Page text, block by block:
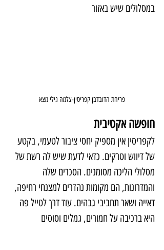
במסלולים שיש באזור
פריחת הדובדבן קפריסין-צלמה גילי מצא
חופשה אקטיבית
לקפריסין אין מספיק יחסי ציבור לטעמי, בקטע
של דיווש וטרקים. כדאי לדעת שיש לה רשת של
מסלולי הליכה מסומנים. הסכרים שלה
והמדרונות, הם מקומות נהדרים למצנחי רחיפה,
דאייה ושאר תחביבי גבהים. עוד דרך לטייל פה
היא ברכיבה על חמורים, גמלים וסוסים